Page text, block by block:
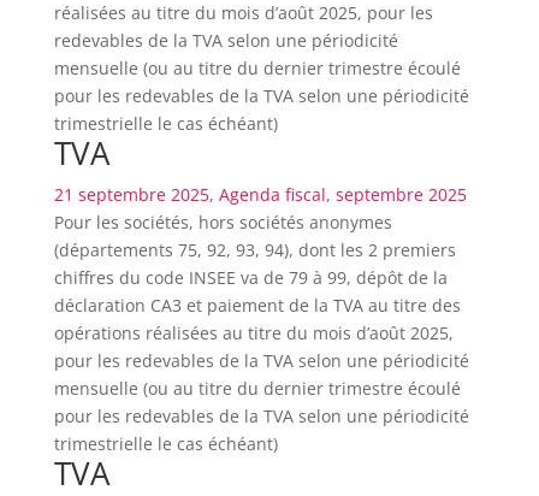
réalisées au titre du mois d’août 2025, pour les
redevables de la TVA selon une périodicité
mensuelle (ou au titre du dernier trimestre écoulé
pour les redevables de la TVA selon une périodicité
trimestrielle le cas échéant)
TVA
21 septembre 2025, Agenda fiscal, septembre 2025
Pour les sociétés, hors sociétés anonymes
(départements 75, 92, 93, 94), dont les 2 premiers
chiffres du code INSEE va de 79 à 99, dépôt de la
déclaration CA3 et paiement de la TVA au titre des
opérations réalisées au titre du mois d’août 2025,
pour les redevables de la TVA selon une périodicité
mensuelle (ou au titre du dernier trimestre écoulé
pour les redevables de la TVA selon une périodicité
trimestrielle le cas échéant)
TVA